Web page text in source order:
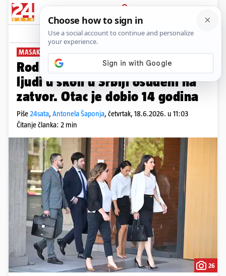
PRIJAVA
News Komentari
MASAKR U OSNOVNOJ ŠKOLI
Roditelji Koste K. koji je ubio 10
ljudi u školi u Srbiji osuđeni na
zatvor. Otac je dobio 14 godina
Piše24sata, Antonela Šaponja, četvrtak, 18.6.2026. u 11:03
Čitanje članka: 2 min
26